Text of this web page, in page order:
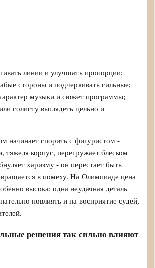
линии и улучшать пропорции;
стороны и подчеркивать сильные;
музыки и сюжет программы;
солисту выглядеть цельно и
начинает спорить с фигуристом -
тяжеля корпус, перегружает блеском
харизму - он перестает быть
в помеху. На Олимпиаде цена
высока: одна неудачная деталь
повлиять и на восприятие судей,
решения так сильно влияют